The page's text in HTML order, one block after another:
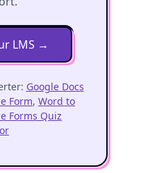
LMS →
Google Docs
Form, Word to
Forms Quiz